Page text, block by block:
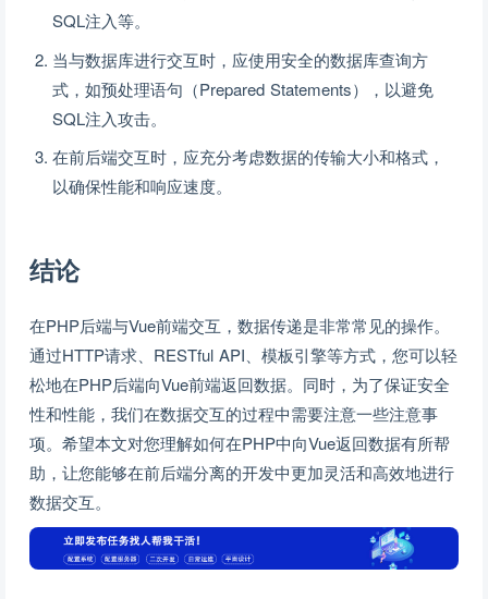
SQL注入等。
当与数据库进行交互时，应使用安全的数据库查询方
式，如预处理语句（Prepared Statements），以避免
SQL注入攻击。
在前后端交互时，应充分考虑数据的传输大小和格式，
以确保性能和响应速度。
结论
在PHP后端与Vue前端交互，数据传递是非常常见的操作。
通过HTTP请求、RESTful API、模板引擎等方式，您可以轻
松地在PHP后端向Vue前端返回数据。同时，为了保证安全
性和性能，我们在数据交互的过程中需要注意一些注意事
项。希望本文对您理解如何在PHP中向Vue返回数据有所帮
助，让您能够在前后端分离的开发中更加灵活和高效地进行
数据交互。